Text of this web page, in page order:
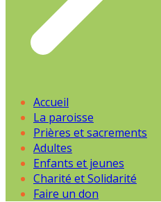
Accueil
La paroisse
Prières et sacrements
Adultes
Enfants et jeunes
Charité et Solidarité
Faire un don